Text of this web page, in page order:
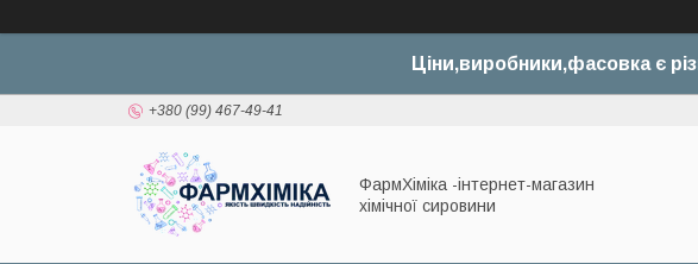
Ціни,виробники,фасовка є
+380 (99) 467-49-41
ФармХіміка -інтернет-магазин
хімічної сировини